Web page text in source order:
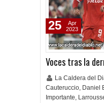
Voces tras la
La Caldera del
Cauteruccio, Daniel
Importante,
25
Apr
2023